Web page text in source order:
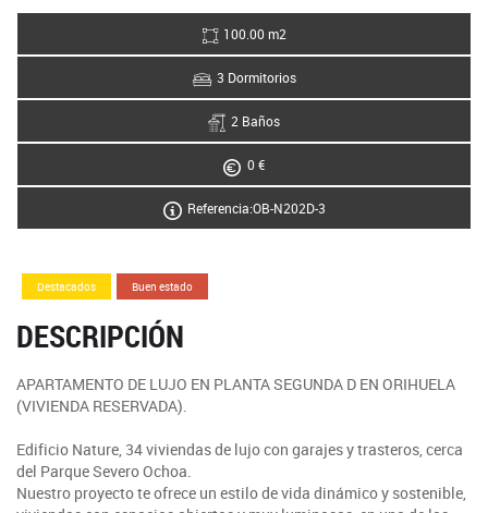
100.00 m2
3 Dormitorios
2 Baños
0 €
Referencia:OB-N202D-3
Destacados Buen estado
DESCRIPCIÓN
APARTAMENTO DE LUJO EN PLANTA SEGUNDA D EN ORIHUELA
(VIVIENDA RESERVADA).
Edificio Nature, 34 viviendas de lujo con garajes y trasteros, cerca
del Parque Severo Ochoa.
Nuestro proyecto te ofrece un estilo de vida dinámico y sostenible,